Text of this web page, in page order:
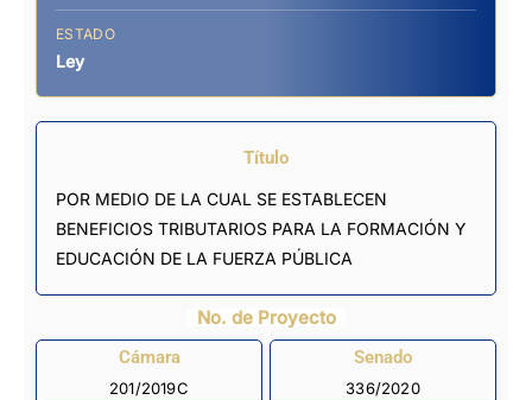
ESTADO
Ley
Título
POR MEDIO DE LA CUAL SE ESTABLECEN
BENEFICIOS TRIBUTARIOS PARA LA FORMACIÓN Y
EDUCACIÓN DE LA FUERZA PÚBLICA
No. de Proyecto
Cámara
201/2019C
Senado
336/2020